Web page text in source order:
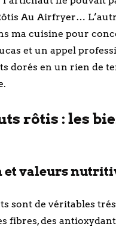
Au Airfryer…
ma cuisine pour
et un appel
dorés en un rien de
rôtis : les
valeurs
sont de véritables
fibres, des